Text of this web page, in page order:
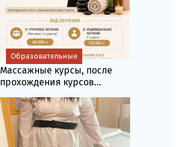
Массажные курсы, после
прохождения курсов...
Образовательные